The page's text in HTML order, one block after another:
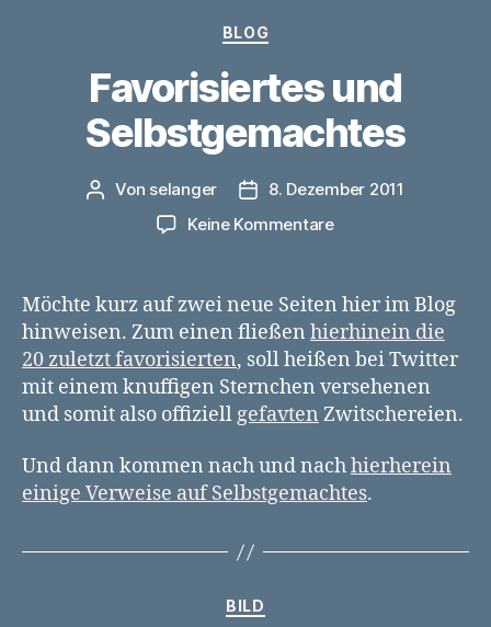
Kategorien
BLOG
Favorisiertes und
Selbstgemachtes
Beitragsautor
Von selanger Veröffentlichungsdatum
8. Dezember 2011
Keine Kommentarezu
Selbstgemachtes
Möchte kurz auf zwei neue Seiten hier im Blog
hinweisen. Zum einen fließen hierhinein die
20 zuletzt favorisierten, soll heißen bei Twitter
mit einem knuffigen Sternchen versehenen
und somit also offiziellgefavten Zwitschereien.
Und dann kommen nach und nachhierherein
einige Verweise auf Selbstgemachtes.
Kategorien
BILD